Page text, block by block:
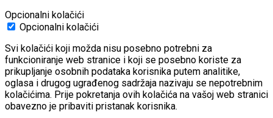
Opcionalni kolačići
Opcionalni kolačići
Svi kolačići koji možda nisu posebno potrebni za
funkcioniranje web stranice i koji se posebno koriste za
prikupljanje osobnih podataka korisnika putem analitike,
oglasa i drugog ugrađenog sadržaja nazivaju se nepotrebnim
kolačićima. Prije pokretanja ovih kolačića na vašoj web stranici
obavezno je pribaviti pristanak korisnika.